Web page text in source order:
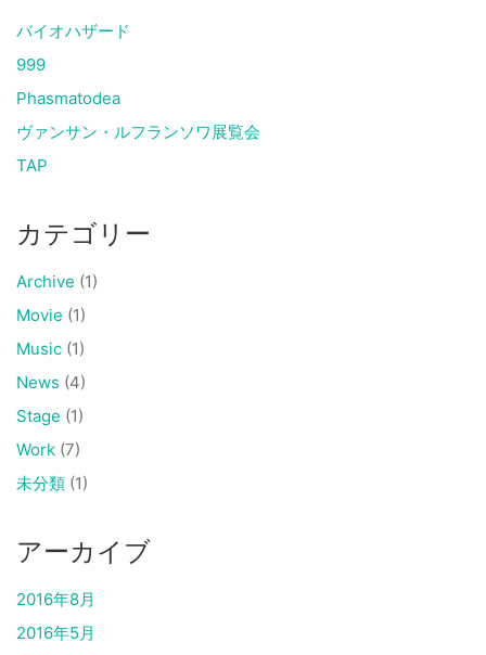
バイオハザード
999
Phasmatodea
ヴァンサン・ルフランソワ展覧会
TAP
カテゴリー
Archive (1)
Movie (1)
Music (1)
News (4)
Stage (1)
Work (7)
未分類 (1)
アーカイブ
2016年8月
2016年5月